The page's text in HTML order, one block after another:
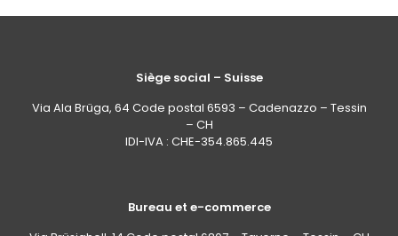
Siège social – Suisse
Via Ala Brüga, 64 Code postal 6593 – Cadenazzo – Tessin
– CH
IDI-IVA : CHE-354.865.445
Bureau et e-commerce